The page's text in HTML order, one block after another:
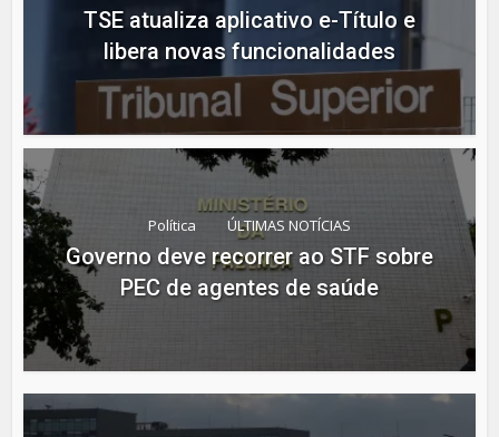
TSE atualiza aplicativo e-Título e
libera novas funcionalidades
Política ÚLTIMAS NOTÍCIAS
Governo deve recorrer ao STF sobre
PEC de agentes de saúde